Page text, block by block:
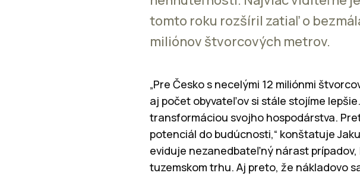
tomto roku rozšíril zatiaľ o
miliónov štvorcových metrov.
„Pre Česko s necelými 12 miliónmi
aj počet obyvateľov si stále stojíme
transformáciou svojho hospodárstva.
potenciál do budúcnosti,“ konštatuje
eviduje nezanedbateľný nárast
tuzemskom trhu. Aj preto, že nákladovo